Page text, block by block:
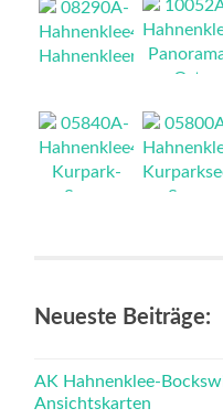
NEU
Neueste Beiträge:
AK Hahnenklee-
Ansichtskarten